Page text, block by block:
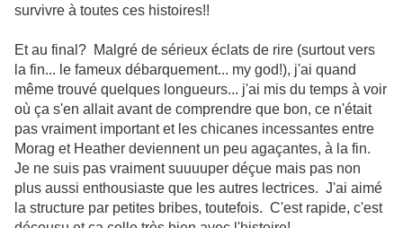
survivre à toutes ces histoires!!
Et au final? Malgré de sérieux éclats de rire (surtout vers
la fin... le fameux débarquement... my god!), j'ai quand
même trouvé quelques longueurs... j'ai mis du temps à voir
où ça s'en allait avant de comprendre que bon, ce n'était
pas vraiment important et les chicanes incessantes entre
Morag et Heather deviennent un peu agaçantes, à la fin.
Je ne suis pas vraiment suuuuper déçue mais pas non
plus aussi enthousiaste que les autres lectrices. J'ai aimé
la structure par petites bribes, toutefois. C'est rapide, c'est